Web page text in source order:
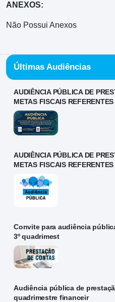
ANEXOS:
Não Possui Anexos
Últimas Audiências
AUDIÊNCIA PÚBLICA DE
METAS FISCAIS REFERENTES
AUDIÊNCIA PÚBLICA DE
METAS FISCAIS REFERENTES
Convite para audiência
3º quadrimest
Audiência pública de
quadrimestre financeir